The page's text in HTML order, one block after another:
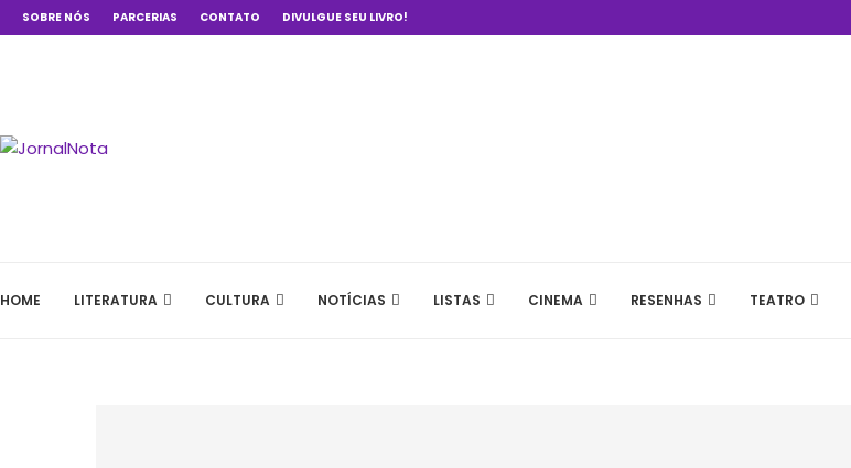
SOBRE NÓS PARCERIAS CONTATO DIVULGUE SEU LIVRO!
HOME LITERATURA CULTURA NOTÍCIAS LISTAS CINEMA RESENHAS TEATRO